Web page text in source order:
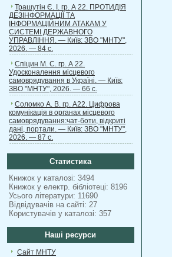
Трашутін Є. І. гр. А 22. ПРОТИДІЯ
ДЕЗІНФОРМАЦІЇ ТА
ІНФОРМАЦІЙНИМ АТАКАМ У
СИСТЕМІ ДЕРЖАВНОГО
УПРАВЛІННЯ. — Київ: ЗВО "МНТУ",
2026. — 84 с.
Спіцин М. С. гр. А 22.
Удосконалення місцевого
самоврядування в Україні. — Київ:
ЗВО "МНТУ", 2026. — 66 с.
Соломко А. В. гр. А22. Цифрова
комунікація в органах місцевого
самоврядування:чат-боти, відкриті
дані, портали. — Київ: ЗВО "МНТУ",
2026. — 87 с.
Статистика
Книжок у каталозі: 3494
Книжок у електр. бібліотеці: 8196
Усього літератури: 11690
Відвідувачів на сайті: 27
Користувачів у каталозі: 357
Наші ресурси
Сайт МНТУ